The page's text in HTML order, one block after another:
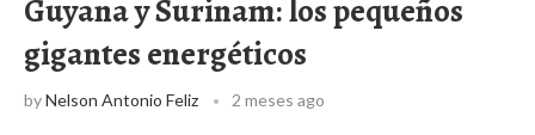
Guyana y Surinam: los pequeños
gigantes energéticos
byNelson Antonio Feliz 2 meses ago